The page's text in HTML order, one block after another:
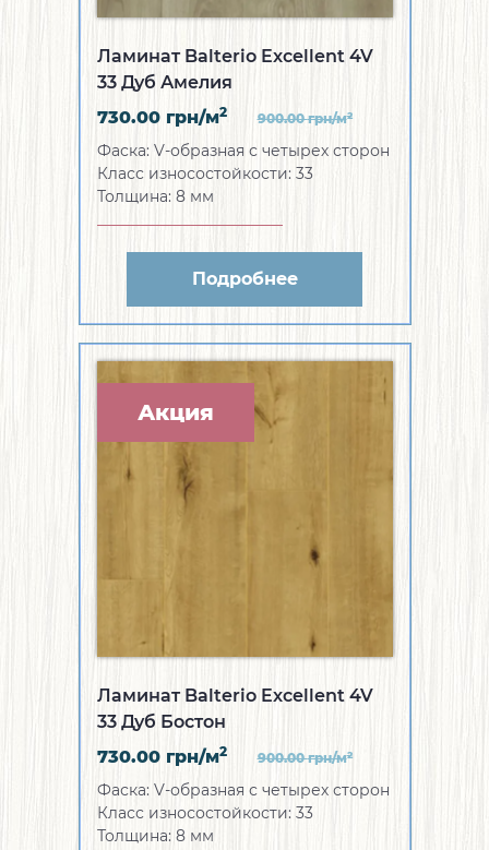
Ламинат Balterio Excellent 4V
33 Дуб Амелия
730.00 грн/м2 900.00грн/м2
Фаска: V-образная с четырех сторон
Класс износостойкости: 33
Толщина: 8 мм
Подробнее
Акция
Ламинат Balterio Excellent 4V
33 Дуб Бостон
730.00 грн/м2 900.00грн/м2
Фаска: V-образная с четырех сторон
Класс износостойкости: 33
Толщина: 8 мм